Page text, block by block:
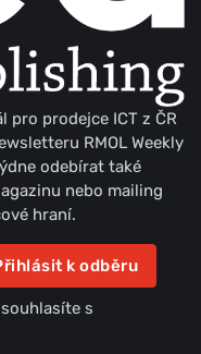
pro prodejce ICT z ČR
RMOL Weekly
odebírat také
nebo mailing
hraní.
k odběru
s